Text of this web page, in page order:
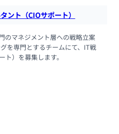
ント（CIOサポート）
のマネジメント層への戦略立案
を専門とするチームにて、IT戦
ト）を募集します。